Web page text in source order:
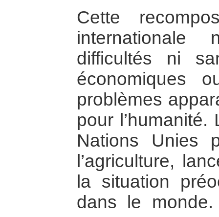
Cette
difficultés ni
économiques
problèmes
pour l’humanité.
Nations Unies
l’agriculture,
la situation
dans le monde.